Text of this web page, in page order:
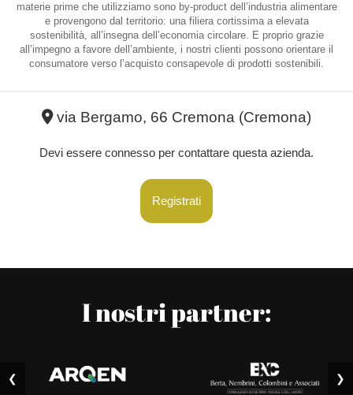
materie prime che utilizziamo sono by-product dell’industria alimentare
e provengono dal territorio: una filiera cortissima a elevata
sostenibilità, all’insegna dell’economia circolare. E proprio grazie
all’impegno a favore dell’ambiente, i nostri clienti possono orientare il
consumatore verso l’acquisto consapevole di prodotti sostenibili.
via Bergamo, 66 Cremona (Cremona)
Devi essere connesso per contattare questa azienda.
Registrati
I nostri partner:
❮ ❯